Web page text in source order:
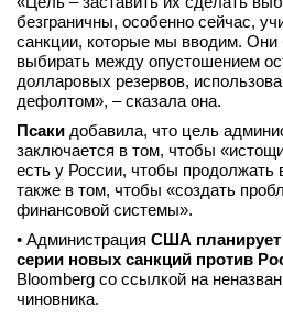
безграничны, особенно сейчас,
санкции, которые мы вводим.
выбирать между опустошением
долларовых резервов,
дефолтом», – сказала она.
Псаки добавила, что цель
заключается в том, чтобы
есть у России, чтобы продолжать
также в том, чтобы «создать
финансовой системы».
• Администрация США планирует
серии новых санкций против
Bloomberg со ссылкой на
чиновника.